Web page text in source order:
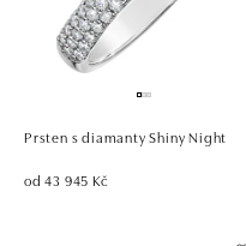
Prsten s diamanty Shiny Night
od 43 945 Kč